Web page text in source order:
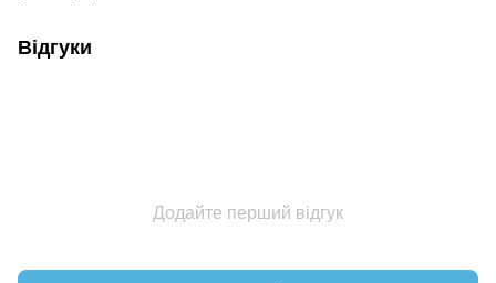
Відгуки
Додайте перший відгук